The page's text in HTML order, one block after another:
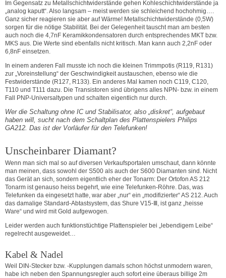
Im Gegensatz zu Metallschichtwiderstände gehen Kohleschichtwiderstände ja
„analog kaputt“. Also langsam – meist werden sie schleichend hochohmig….
Ganz sicher reagieren sie aber auf Wärme! Metallschichtwiderstände (0,5W)
sorgen für die nötige Stabilität. Bei der Gelegenheit tauscht man am besten
auch noch die 4,7nF Keramikkondensatoren durch entsprechendes MKT bzw.
MKS aus. Die Werte sind ebenfalls nicht kritisch. Man kann auch 2,2nF oder
6,8nF einsetzen.
In einem anderen Fall musste ich noch die kleinen Trimmpotis (R119, R131)
zur „Voreinstellung“ der Geschwindigkeit austauschen, ebenso wie die
Festwiderstände (R127, R133). Ein anderes Mal kamen noch C119, C120,
T110 und T111 dazu. Die Transistoren sind übrigens alles NPN- bzw. in einem
Fall PNP-Universaltypen und schalten eigentlich nur durch.
Wer die Schaltung ohne IC und Stabilisator, also „diskret“, aufgebaut
haben will, sucht nach dem Schaltplan des Plattenspielers Philips
GA212. Das ist der Vorläufer für den Telefunken!
Unscheinbarer Diamant?
Wenn man sich mal so auf diversen Verkaufsportalen umschaut, dann könnte
man meinen, dass sowohl der S500 als auch der S600 Diamanten sind. Nicht
das Gerät an sich, sondern eigentlich eher der Tonarm: Der Ortofon AS 212
Tonarm ist genauso heiss begehrt, wie eine Telefunken-Röhre. Das, was
Telefunken da eingesetzt hatte, war aber „nur“ ein „modifizierter“ AS 212. Auch
das damalige Standard-Abtastsystem, das Shure V15-Ⅲ, ist ganz „heisse
Ware“ und wird mit Gold aufgewogen.
Leider werden auch funktionstüchtige Plattenspieler bei „lebendigem Leibe“
regelrecht ausgeweidet…
Kabel & Nadel
Weil DIN-Stecker bzw. -Kupplungen damals schon höchst unmodern waren,
habe ich neben den Spannungsregler auch sofort eine überaus billige 2m